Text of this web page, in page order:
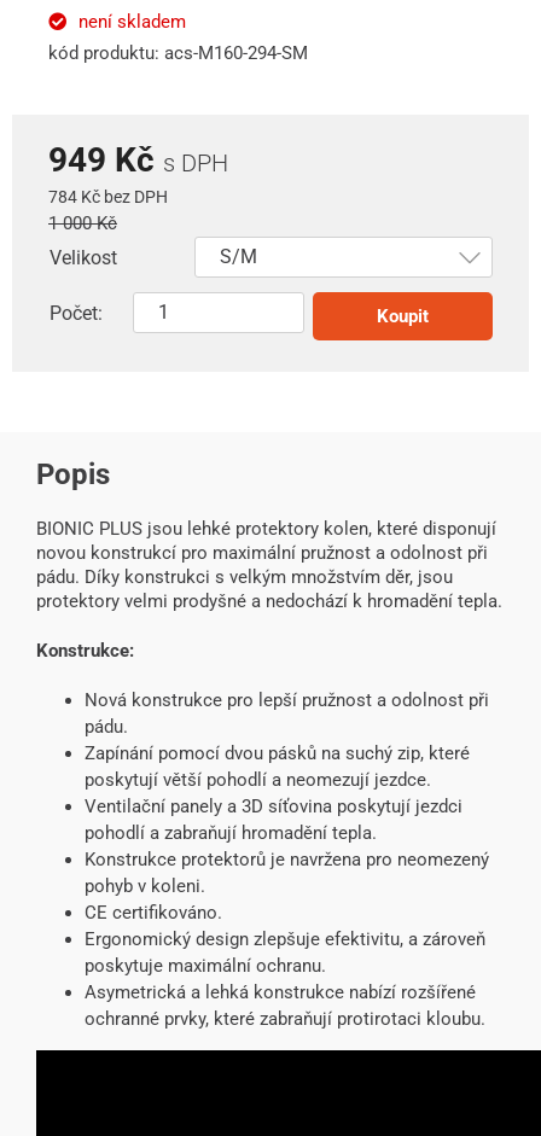
není skladem
kód produktu: acs-M160-294-SM
949 Kč s DPH
784 Kč bez DPH
1 000 Kč
Velikost
Počet: Koupit
Popis
BIONIC PLUS jsou lehké protektory kolen, které disponují
novou konstrukcí pro maximální pružnost a odolnost při
pádu. Díky konstrukci s velkým množstvím děr, jsou
protektory velmi prodyšné a nedochází k hromadění tepla.
Konstrukce:
Nová konstrukce pro lepší pružnost a odolnost při
pádu.
Zapínání pomocí dvou pásků na suchý zip, které
poskytují větší pohodlí a neomezují jezdce.
Ventilační panely a 3D síťovina poskytují jezdci
pohodlí a zabraňují hromadění tepla.
Konstrukce protektorů je navržena pro neomezený
pohyb v koleni.
CE certifikováno.
Ergonomický design zlepšuje efektivitu, a zároveň
poskytuje maximální ochranu.
Asymetrická a lehká konstrukce nabízí rozšířené
ochranné prvky, které zabraňují protirotaci kloubu.